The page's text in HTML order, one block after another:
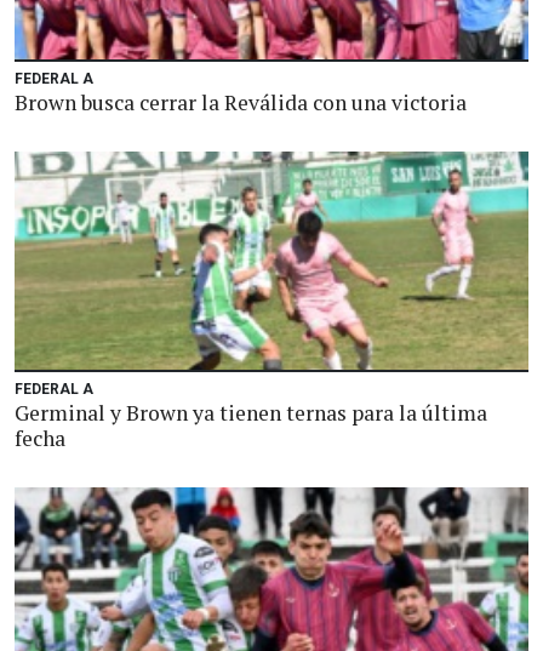
FEDERAL A
Brown busca cerrar la Reválida con una victoria
FEDERAL A
Germinal y Brown ya tienen ternas para la última
fecha